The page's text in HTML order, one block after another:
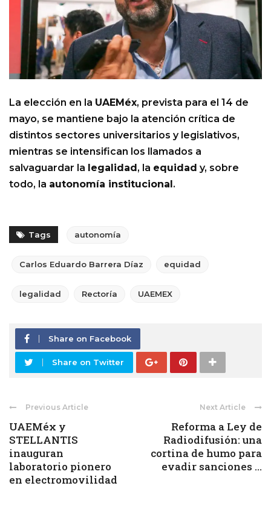
La elección en la UAEMéx, prevista para el 14 de
mayo, se mantiene bajo la atención crítica de
distintos sectores universitarios y legislativos,
mientras se intensifican los llamados a
salvaguardar la legalidad, la equidad y, sobre
todo, la autonomía institucional.
Tags autonomía
Carlos Eduardo Barrera Díaz equidad
legalidad Rectoría UAEMEX
Share on Facebook
Share on Twitter
Previous Article
UAEMéx y
STELLANTIS
inauguran
laboratorio pionero
en electromovilidad
Next Article
Reforma a Ley de
Radiodifusión: una
cortina de humo para
evadir sanciones ...